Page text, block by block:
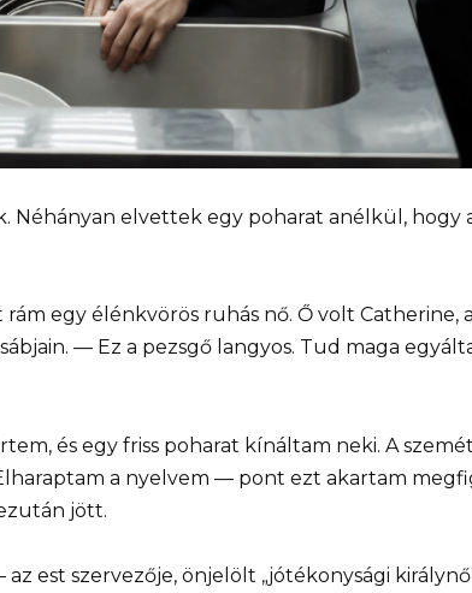
Néhányan elvettek egy poharat anélkül, hogy
egy élénkvörös ruhás nő. Ő volt Catherine,
— Ez a pezsgő langyos. Tud maga
és egy friss poharat kínáltam neki. A
a nyelvem — pont ezt akartam
jött.
est szervezője, önjelölt „jótékonysági